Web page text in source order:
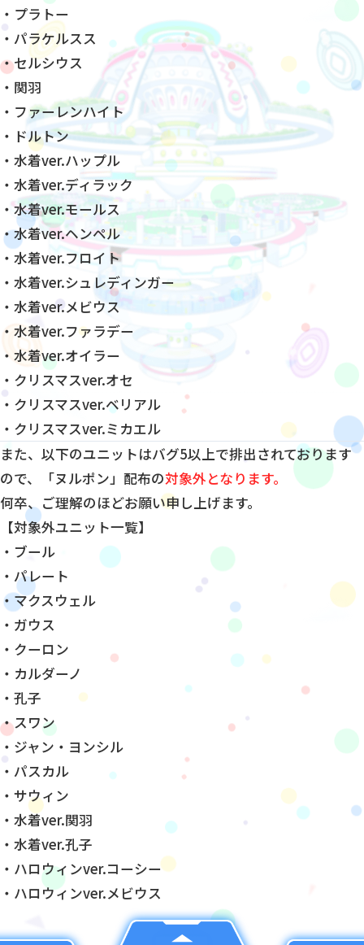
・プラトー
・パラケルスス
・セルシウス
・関羽
・ファーレンハイト
・ドルトン
・水着ver.ハップル
・水着ver.ディラック
・水着ver.モールス
・水着ver.ヘンペル
・水着ver.フロイト
・水着ver.シュレディンガー
・水着ver.メビウス
・水着ver.ファラデー
・水着ver.オイラー
・クリスマスver.オセ
・クリスマスver.ベリアル
・クリスマスver.ミカエル
また、以下のユニットはバグ5以上で排出されております
ので、「ヌルポン」配布の対象外となります。
何卒、ご理解のほどお願い申し上げます。
【対象外ユニット一覧】
・ブール
・パレート
・マクスウェル
・ガウス
・クーロン
・カルダーノ
・孔子
・スワン
・ジャン・ヨンシル
・パスカル
・サウィン
・水着ver.関羽
・水着ver.孔子
・ハロウィンver.コーシー
・ハロウィンver.メビウス